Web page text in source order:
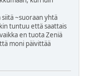
siitä ~suoraan yhtä
tuntuu että saattais
en tuota Zeniä
moni päivittää